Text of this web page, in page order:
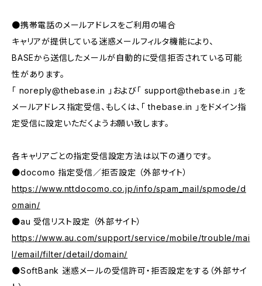
●携帯電話のメールアドレスをご利用の場合
キャリアが提供している迷惑メールフィルタ機能により、
BASEから送信したメールが自動的に受信拒否されている可能
性があります。
「 noreply@thebase.in 」および「 support@thebase.in
」を
メールアドレス指定受信、もしくは、「 thebase.in 」をドメイン指
定受信に設定いただくようお願い致します。
各キャリアごとの指定受信設定方法は以下の通りです。
●docomo 指定受信／拒否設定 （外部サイト）
https://www.nttdocomo.co.jp/info/spam_mail/spmode/d
omain/
●au 受信リスト設定 （外部サイト）
https://www.au.com/support/service/mobile/trouble/mai
l/email/filter/detail/domain/
●SoftBank 迷惑メールの受信許可・拒否設定をする（外部サイ